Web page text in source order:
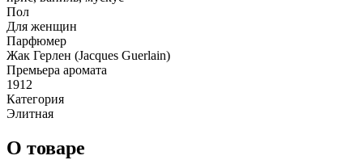
Пол
Для женщин
Парфюмер
Жак Герлен (Jacques Guerlain)
Премьера аромата
1912
Категория
Элитная
О товаре